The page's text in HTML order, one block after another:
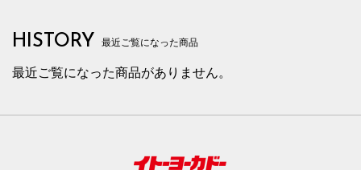
HISTORY 最近ご覧になった商品
最近ご覧になった商品がありません。